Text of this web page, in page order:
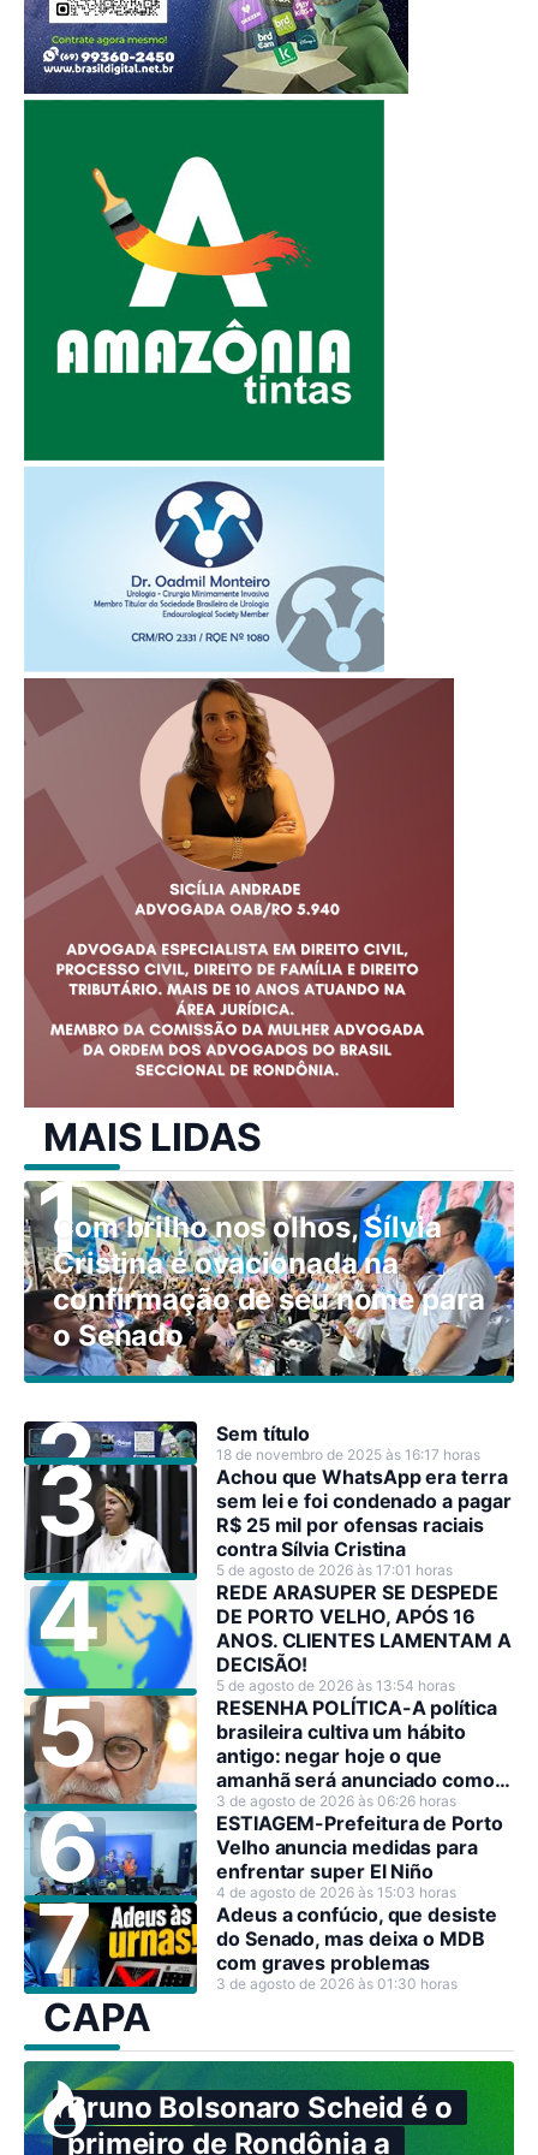
MAIS LIDAS
Com brilho nos olhos, Sílvia
Cristina é ovacionada na
confirmação de seu nome para
o Senado
Sem título
18 de novembro de 2025 às 16:17 horas
Achou que WhatsApp era terra
sem lei e foi condenado a pagar
R$ 25 mil por ofensas raciais
contra Sílvia Cristina
5 de agosto de 2026 às 17:01 horas
REDE ARASUPER SE DESPEDE
DE PORTO VELHO, APÓS 16
ANOS. CLIENTES LAMENTAM A
DECISÃO!
5 de agosto de 2026 às 13:54 horas
RESENHA POLÍTICA-A política
brasileira cultiva um hábito
antigo: negar hoje o que
amanhã será anunciado como
decisão estratégica.
3 de agosto de 2026 às 06:26 horas
ESTIAGEM-Prefeitura de Porto
Velho anuncia medidas para
enfrentar super El Niño
4 de agosto de 2026 às 15:03 horas
Adeus a confúcio, que desiste
do Senado, mas deixa o MDB
com graves problemas
3 de agosto de 2026 às 01:30 horas
CAPA
Bruno Bolsonaro Scheid é o
primeiro de Rondônia a